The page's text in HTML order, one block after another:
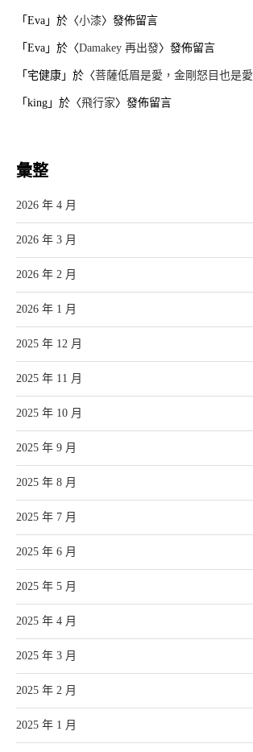
「 Eva 」於〈小漆〉發佈留言
「 Eva 」於〈Damakey 再出發〉發佈留言
「 宅健康 」於〈菩薩低眉是愛，金剛怒目也是愛
「 king 」於〈飛行家〉發佈留言
彙整
2026 年 4 月
2026 年 3 月
2026 年 2 月
2026 年 1 月
2025 年 12 月
2025 年 11 月
2025 年 10 月
2025 年 9 月
2025 年 8 月
2025 年 7 月
2025 年 6 月
2025 年 5 月
2025 年 4 月
2025 年 3 月
2025 年 2 月
2025 年 1 月